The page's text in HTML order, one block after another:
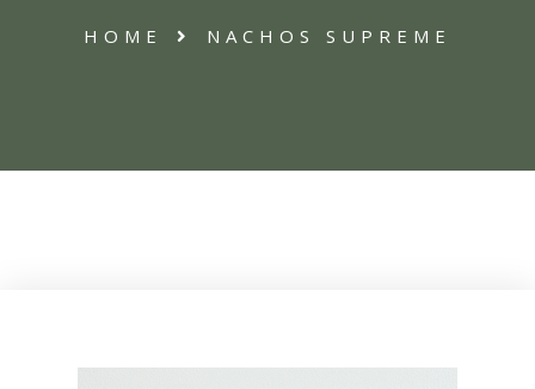
HOME NACHOS SUPREME